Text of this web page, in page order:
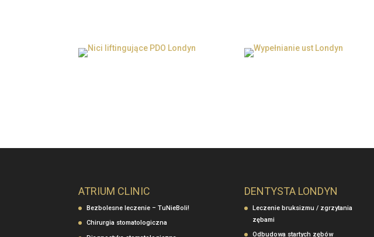
ATRIUM CLINIC
Bezbolesne leczenie – TuNieBoli!
Chirurgia stomatologiczna
DENTYSTA LONDYN
Leczenie bruksizmu / zgrzytania
zębami
Odbudowa startych zębów